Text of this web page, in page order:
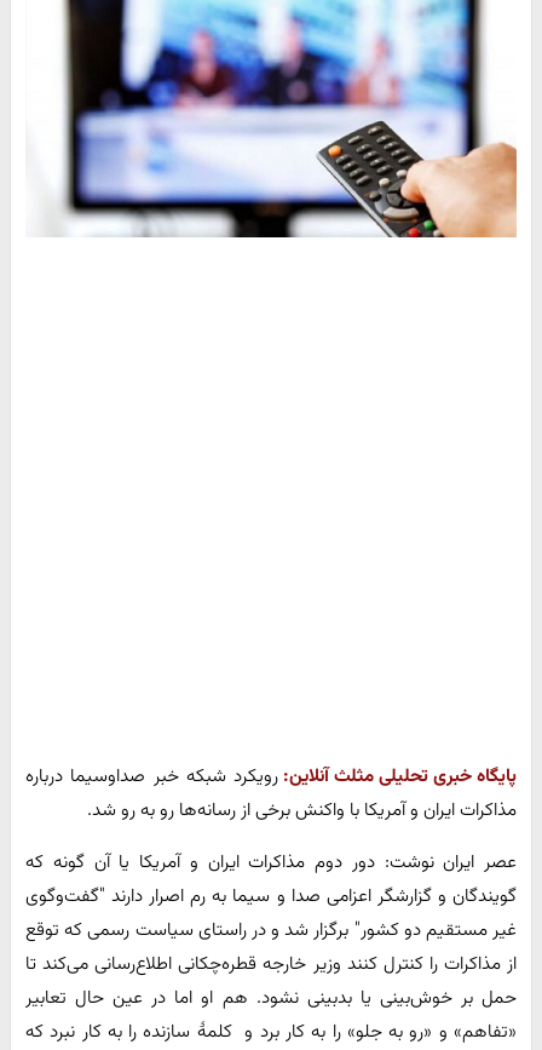
پایگاه خبری تحلیلی مثلث آنلاین: رویکرد شبکه خبر صداوسیما درباره
مذاکرات ایران و آمریکا با واکنش برخی از رسانه‌ها رو به رو شد.
عصر ایران نوشت: دور دوم مذاکرات ایران و آمریکا یا آن گونه که
گویندگان و گزارشگر اعزامی صدا و سیما به رم اصرار دارند "گفت‌وگوی
غیر مستقیم دو کشور" برگزار شد و در راستای سیاست رسمی که توقع
از مذاکرات را کنترل کنند وزیر خارجه قطره‌چکانی اطلاع‌رسانی می‌کند تا
حمل بر خوش‌بینی یا بدبینی نشود. هم او اما در عین حال تعابیر
«تفاهم» و «رو به جلو» را به کار برد و کلمۀ سازنده را به کار نبرد که